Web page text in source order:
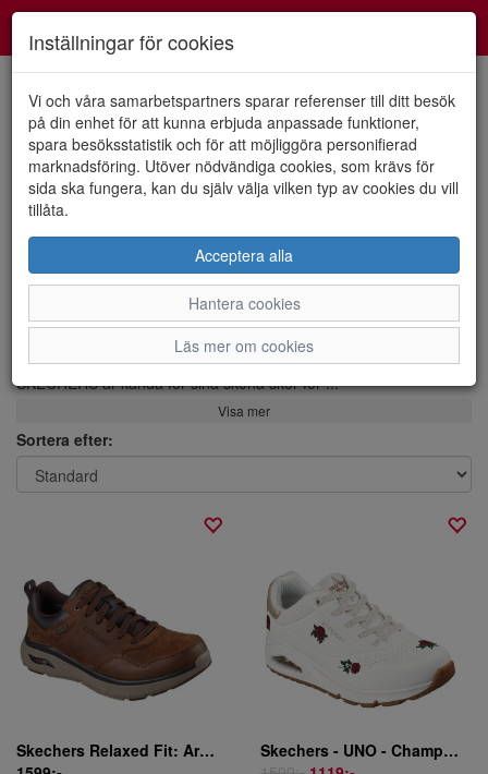
Visa filter
Varumärke: Skechers
Rensa
Skechers skor
Köp dem hos Riekershopen i Strömstad, Oslovägen
48. Webshop och butik
SKECHERS är kända för sina sköna skor för...
Visa mer
Sortera efter:
Skechers Relaxed Fit: Arch Crosser - Ronaldo - Waterproof - Brun
Skechers - UNO - Champagne & Roses - vit
Inställningar för cookies
Vi och våra samarbetspartners sparar referenser till ditt besök
på din enhet för att kunna erbjuda anpassade funktioner,
spara besöksstatistik och för att möjliggöra personifierad
marknadsföring. Utöver nödvändiga cookies, som krävs för
sida ska fungera, kan du själv välja vilken typ av cookies du vill
tillåta.
Acceptera alla
Hantera cookies
Läs mer om cookies